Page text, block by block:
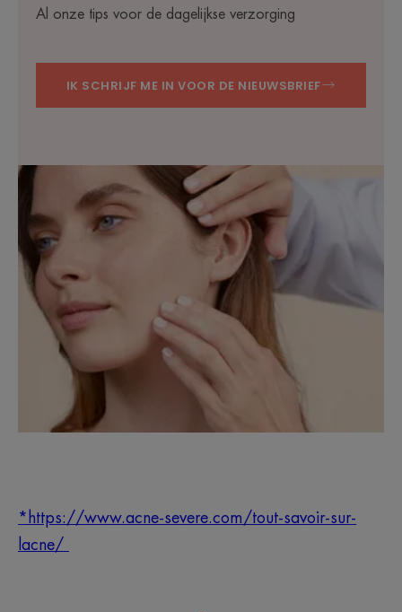
Al onze tips voor de dagelijkse verzorging
IK SCHRIJF ME IN VOOR DE NIEUWSBRIEF
*https://www.acne-severe.com/tout-savoir-sur-
lacne/